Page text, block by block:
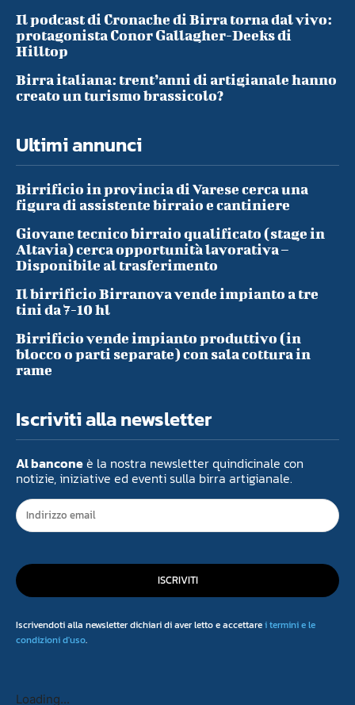
Il podcast di Cronache di Birra torna dal vivo:
protagonista Conor Gallagher-Deeks di
Hilltop
Birra italiana: trent’anni di artigianale hanno
creato un turismo brassicolo?
Ultimi annunci
Birrificio in provincia di Varese cerca una
figura di assistente birraio e cantiniere
Giovane tecnico birraio qualificato (stage in
Altavia) cerca opportunità lavorativa –
Disponibile al trasferimento
Il birrificio Birranova vende impianto a tre
tini da 7-10 hl
Birrificio vende impianto produttivo (in
blocco o parti separate) con sala cottura in
rame
Iscriviti alla newsletter
Al banconeè la nostra newsletter quindicinale con
notizie, iniziative ed eventi sulla birra artigianale.
ISCRIVITI
Iscrivendoti alla newsletter dichiari di aver letto e accettarei termini e le
condizioni d'uso.
Loading...